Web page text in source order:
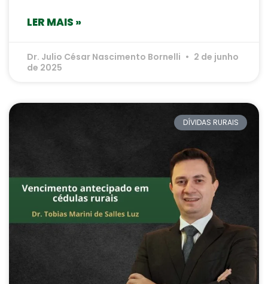
LER MAIS »
Dr. Julio César Nascimento Bornelli
2 de junho
de 2025
DÍVIDAS RURAIS